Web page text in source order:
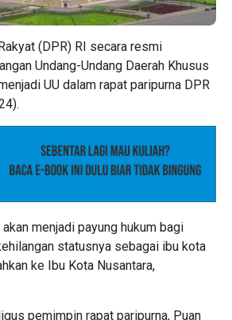
(DPR) RI secara resmi
Undang-Undang Daerah Khusus
UU dalam rapat paripurna DPR
menjadi payung hukum bagi
statusnya sebagai ibu kota
ke Ibu Kota Nusantara,
pemimpin rapat paripurna, Puan